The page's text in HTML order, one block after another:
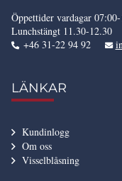
Öppettider vardagar
Lunchstängt 11.30-12.30
+46 31-22 94 92
LÄNKAR
Kundinlogg
Om oss
Visselblåsning